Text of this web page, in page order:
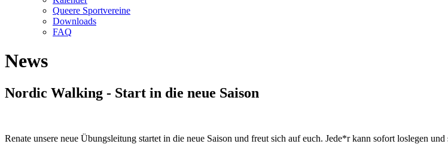
Queere Sportvereine
Downloads
FAQ
News
Nordic Walking - Start in die neue Saison
Renate unsere neue Übungsleitung startet in die neue Saison und freut sich auf euch. Jede*r kann sofort loslegen